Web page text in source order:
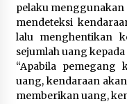
9
8
pelaku
mendeteksi
lalu menghentikan
sejumlah uang
“Apabila pemegang
uang, kendaraan
memberikan uang,